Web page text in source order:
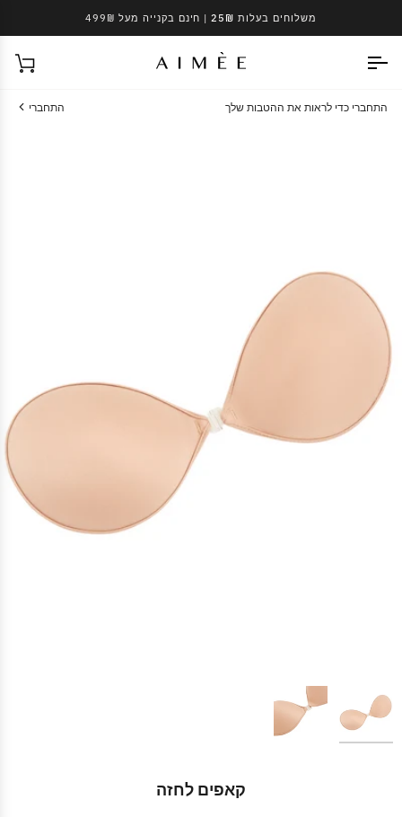
content
משלוחים בעלות 25₪ | חינם בקנייה מעל 499₪
התחברי כדי לראות את ההטבות שלך התחברי
קאפים לחזה